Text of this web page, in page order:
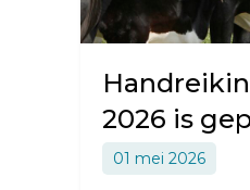
2026 is
01 mei 2026